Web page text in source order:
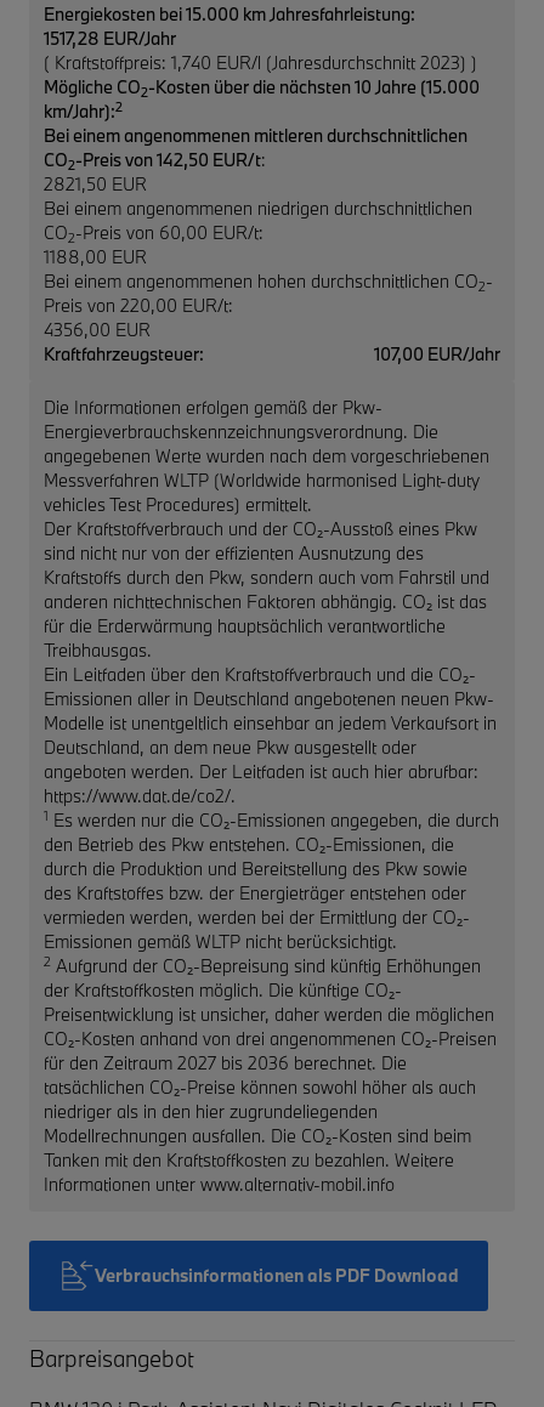
Energiekosten bei 15.000 km Jahresfahrleistung:
1517,28 EUR/Jahr
( Kraftstoffpreis: 1,740 EUR/l (Jahresdurchschnitt 2023) )
Mögliche CO2-Kosten über die nächsten 10 Jahre (15.000
km/Jahr):2
Bei einem angenommenen mittleren durchschnittlichen
CO2-Preis von 142,50 EUR/t:
2821,50 EUR
Bei einem angenommenen niedrigen durchschnittlichen
CO2-Preis von 60,00 EUR/t:
1188,00 EUR
Bei einem angenommenen hohen durchschnittlichen CO2-
Preis von 220,00 EUR/t:
4356,00 EUR
Kraftfahrzeugsteuer:
107,00 EUR/Jahr
Die Informationen erfolgen gemäß der Pkw-
Energieverbrauchskennzeichnungsverordnung. Die
angegebenen Werte wurden nach dem vorgeschriebenen
Messverfahren WLTP (Worldwide harmonised Light-duty
vehicles Test Procedures) ermittelt.
Der Kraftstoffverbrauch und der CO₂-Ausstoß eines Pkw
sind nicht nur von der effizienten Ausnutzung des
Kraftstoffs durch den Pkw, sondern auch vom Fahrstil und
anderen nichttechnischen Faktoren abhängig. CO₂ ist das
für die Erderwärmung hauptsächlich verantwortliche
Treibhausgas.
Ein Leitfaden über den Kraftstoffverbrauch und die CO₂-
Emissionen aller in Deutschland angebotenen neuen Pkw-
Modelle ist unentgeltlich einsehbar an jedem Verkaufsort in
Deutschland, an dem neue Pkw ausgestellt oder
angeboten werden. Der Leitfaden ist auch hier abrufbar:
https://www.dat.de/co2/.
1 Es werden nur die CO₂-Emissionen angegeben, die durch
den Betrieb des Pkw entstehen. CO₂-Emissionen, die
durch die Produktion und Bereitstellung des Pkw sowie
des Kraftstoffes bzw. der Energieträger entstehen oder
vermieden werden, werden bei der Ermittlung der CO₂-
Emissionen gemäß WLTP nicht berücksichtigt.
2 Aufgrund der CO₂-Bepreisung sind künftig Erhöhungen
der Kraftstoffkosten möglich. Die künftige CO₂-
Preisentwicklung ist unsicher, daher werden die möglichen
CO₂-Kosten anhand von drei angenommenen CO₂-Preisen
für den Zeitraum 2027 bis 2036 berechnet. Die
tatsächlichen CO₂-Preise können sowohl höher als auch
niedriger als in den hier zugrundeliegenden
Modellrechnungen ausfallen. Die CO₂-Kosten sind beim
Tanken mit den Kraftstoffkosten zu bezahlen. Weitere
Informationen unter www.alternativ-mobil.info
Verbrauchsinformationen als PDF Download
Barpreisangebot